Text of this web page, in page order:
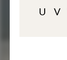
U
V